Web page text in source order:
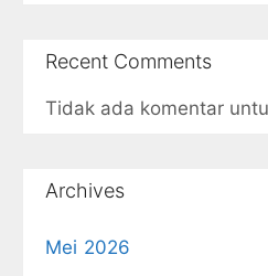
Recent Comments
Tidak ada komentar
Archives
Mei 2026